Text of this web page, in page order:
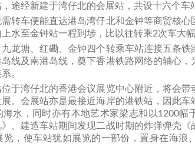
途经新建于湾仔北的会展站，共设十六个车
转车便能直达港岛湾仔北和金钟等商贸核心
水至金钟站一程到埗，比以往转乘2次车大幅
龙塘、红磡、金钟四个转乘车站连接五条铁
线及南港岛线，奠下香港铁路网络的轴心，
。
于湾仔北的香港会议展览中心附近，将会带
。会展站亦是最接近海岸的港铁站，因此车
海水，同时亦有本地艺术家梁志和以1200幅
、建造车站期间发现二战时期的炸弹弹壳《
览，使车站犹如展览的一部份，置身在海浪